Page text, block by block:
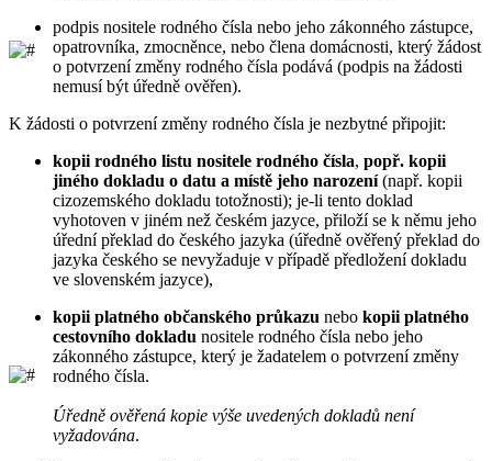
podpis nositele rodného čísla nebo jeho zákonného zástupce,
opatrovníka, zmocněnce, nebo člena domácnosti, který žádost
o potvrzení změny rodného čísla podává (podpis na žádosti
nemusí být úředně ověřen).
K žádosti o potvrzení změny rodného čísla je nezbytné připojit:
kopii rodného listu nositele rodného čísla, popř. kopii
jiného dokladu o datu a místě jeho narození(např. kopii
cizozemského dokladu totožnosti); je-li tento doklad
vyhotoven v jiném než českém jazyce, přiloží se k němu jeho
úřední překlad do českého jazyka (úředně ověřený překlad do
jazyka českého se nevyžaduje v případě předložení dokladu
ve slovenském jazyce),
kopii platného občanského průkazu nebo kopii platného
cestovního dokladu nositele rodného čísla nebo jeho
zákonného zástupce, který je žadatelem o potvrzení změny
rodného čísla.
Úředně ověřená kopie výše uvedených dokladů není
vyžadována.